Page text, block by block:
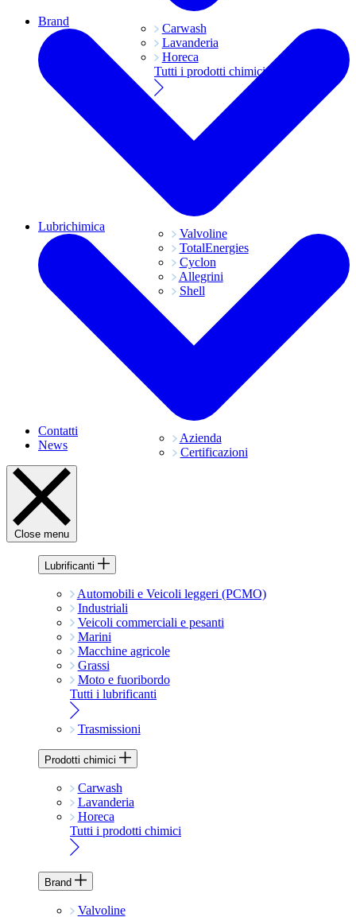
Carwash
Lavanderia
Horeca
Tutti i prodotti chimici
Brand
Valvoline
TotalEnergies
Cyclon
Allegrini
Shell
Lubrichimica
Azienda
Certificazioni
Contatti
News
Close menu
Lubrificanti
Automobili e Veicoli leggeri (PCMO)
Industriali
Veicoli commerciali e pesanti
Marini
Macchine agricole
Grassi
Moto e fuoribordo
Tutti i lubrificanti
Trasmissioni
Prodotti chimici
Carwash
Lavanderia
Horeca
Tutti i prodotti chimici
Brand
Valvoline